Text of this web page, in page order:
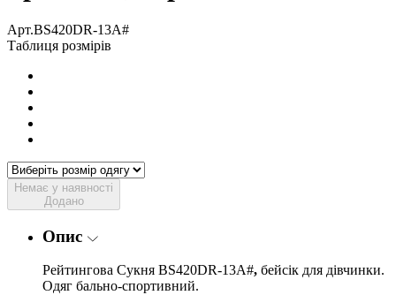
Арт.BS420DR-13А#
Таблиця розмірів
Немає у наявності
Додано
Опис
Рейтингова Сукня BS420DR-13А#, бейсік для дівчинки.
Одяг бально-спортивний.